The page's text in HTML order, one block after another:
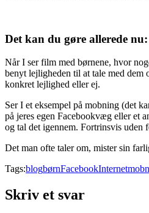
Det kan du gøre allerede nu:
Når I ser film med børnene, hvor
benyt lejligheden til at tale med dem
konkret lejlighed eller ej.
Ser I et eksempel på mobning (det
på jeres egen Facebookvæg eller et
og tal det igennem. Fortrinsvis uden
Det man ofte taler om, mister sin
Tags:blogbørnFacebookInternet
Skriv et svar